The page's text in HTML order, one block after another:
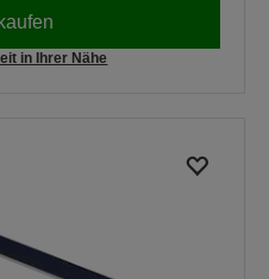
in Ihrer Nähe